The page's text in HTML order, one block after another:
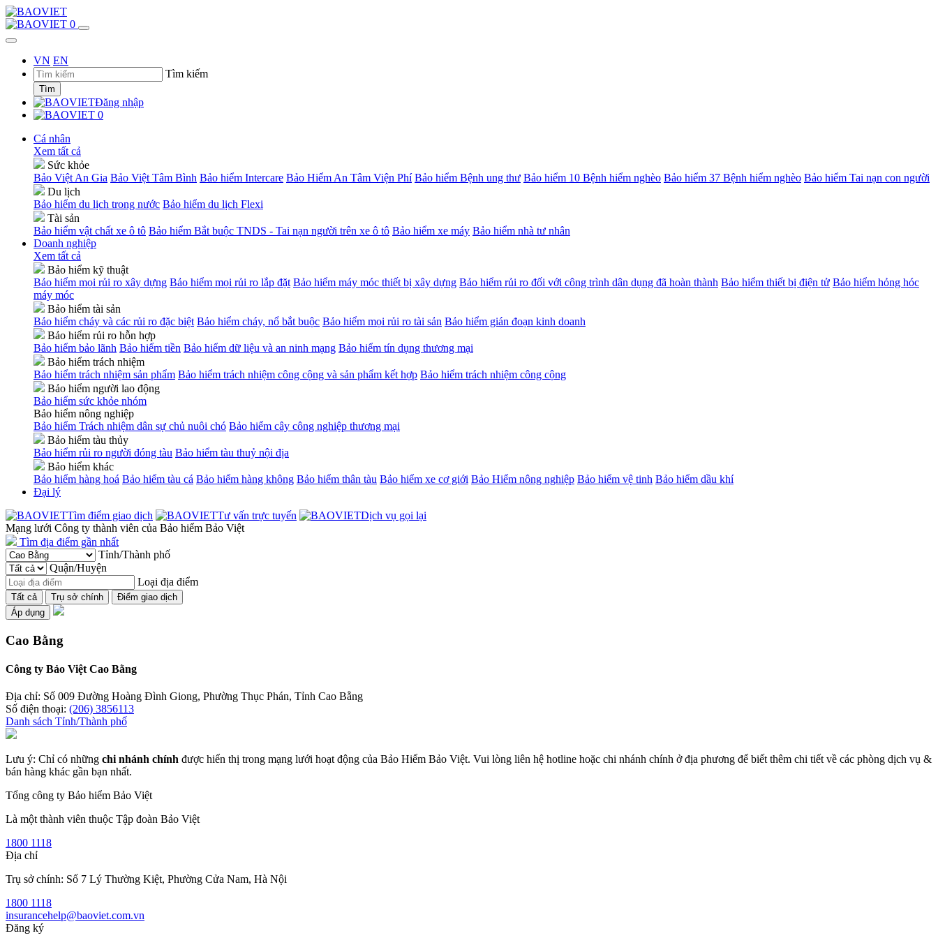
0
VN EN
Tìm kiếm
Tìm
Đăng nhập
0
Cá nhân
Xem tất cả
Sức khỏe
Bảo Việt An Gia Bảo Việt Tâm Bình Bảo hiểm Intercare Bảo Hiểm An Tâm Viện Phí Bảo hiểm Bệnh ung thư Bảo hiểm 10 Bệnh hiểm nghèo Bảo hiểm 37 Bệnh hiểm nghèo Bảo hiểm Tai nạn con người
Du lịch
Bảo hiểm du lịch trong nước Bảo hiểm du lịch Flexi
Tài sản
Bảo hiểm vật chất xe ô tô Bảo hiểm Bắt buộc TNDS - Tai nạn người trên xe ô tô Bảo hiểm xe máy Bảo hiểm nhà tư nhân
Doanh nghiệp
Xem tất cả
Bảo hiểm kỹ thuật
Bảo hiểm mọi rủi ro xây dựng Bảo hiểm mọi rủi ro lắp đặt Bảo hiểm máy móc thiết bị xây dựng Bảo hiểm rủi ro đối với công trình dân dụng đã hoàn thành Bảo hiểm thiết bị điện tử Bảo hiểm hỏng hóc
máy móc
Bảo hiểm tài sản
Bảo hiểm cháy và các rủi ro đặc biệt Bảo hiểm cháy, nổ bắt buộc Bảo hiểm mọi rủi ro tài sản Bảo hiểm gián đoạn kinh doanh
Bảo hiểm rủi ro hỗn hợp
Bảo hiểm bảo lãnh Bảo hiểm tiền Bảo hiểm dữ liệu và an ninh mạng Bảo hiểm tín dụng thương mại
Bảo hiểm trách nhiệm
Bảo hiểm trách nhiệm sản phẩm Bảo hiểm trách nhiệm công cộng và sản phẩm kết hợp Bảo hiểm trách nhiệm công cộng
Bảo hiểm người lao động
Bảo hiểm sức khỏe nhóm
Bảo hiểm nông nghiệp
Bảo hiểm Trách nhiệm dân sự chủ nuôi chó Bảo hiểm cây công nghiệp thương mại
Bảo hiểm tàu thủy
Bảo hiểm rủi ro người đóng tàu Bảo hiểm tàu thuỷ nội địa
Bảo hiểm khác
Bảo hiểm hàng hoá Bảo hiểm tàu cá Bảo hiểm hàng không Bảo hiểm thân tàu Bảo hiểm xe cơ giới Bảo Hiểm nông nghiệp Bảo hiểm vệ tinh Bảo hiểm dầu khí
Đại lý
Tìm điểm giao dịch
Tư vấn trực tuyến
Dịch vụ gọi lại
Mạng lưới Công ty thành viên của Bảo hiểm Bảo Việt
Tìm địa điểm gần nhất
Tỉnh/Thành phố
Quận/Huyện
Loại địa điểm
Tất cả Trụ sở chính
Điểm giao dịch
Áp dụng
Cao Bằng
Công ty Bảo Việt Cao Bằng
Địa chỉ: Số 009 Đường Hoàng Đình Giong, Phường Thục Phán, Tỉnh Cao Bằng
Số điện thoại: (206) 3856113
Danh sách Tỉnh/Thành phố
Lưu ý: Chỉ có những chi nhánh chính được hiển thị trong mạng lưới hoạt động của Bảo Hiểm Bảo Việt. Vui lòng liên hệ hotline hoặc chi nhánh chính ở địa phương để biết thêm chi tiết về các phòng dịch vụ &
bán hàng khác gần bạn nhất.
Tổng công ty Bảo hiểm Bảo Việt
Là một thành viên thuộc Tập đoàn Bảo Việt
1800 1118
Địa chỉ
Trụ sở chính: Số 7 Lý Thường Kiệt, Phường Cửa Nam, Hà Nội
1800 1118
insurancehelp@baoviet.com.vn
Đăng ký